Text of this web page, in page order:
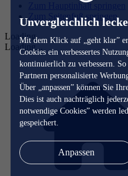
Unvergleichlich
Mit dem Klick auf „geht klar”
Cookies ein verbessertes
kontinuierlich zu verbessern.
Partnern personalisierte
Über „anpassen” können Sie
Dies ist auch nachträglich
notwendige Cookies” werden
gespeichert.
Anpassen
Zum Hauptinhalt springen
Zum Seitenfuß springen
Loading...
Loading...